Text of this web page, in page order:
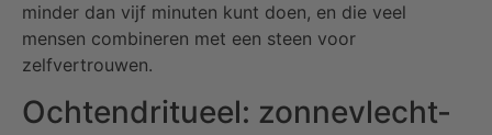
minder dan vijf minuten kunt doen, en die veel
mensen combineren met een steen voor
zelfvertrouwen.
Ochtendritueel: zonnevlecht-